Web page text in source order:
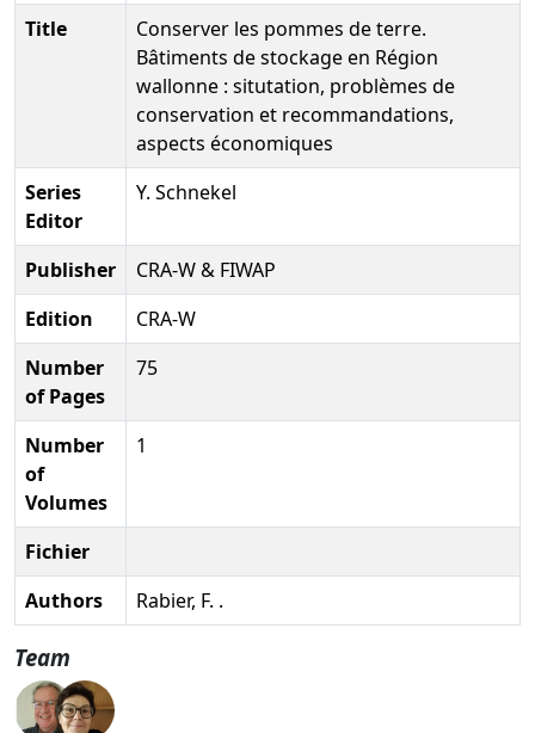
Title
Conserver les pommes de terre.
Bâtiments de stockage en Région
wallonne : situtation, problèmes de
conservation et recommandations,
aspects économiques
Series
Editor
Y. Schnekel
Publisher
CRA-W & FIWAP
Edition
CRA-W
Number
of Pages
75
Number
of
Volumes
1
Fichier
Authors
Rabier, F. .
Team